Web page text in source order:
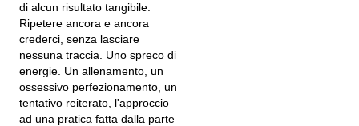
di alcun risultato tangibile.
Ripetere ancora e ancora
crederci, senza lasciare
nessuna traccia. Uno spreco di
energie. Un allenamento, un
ossessivo perfezionamento, un
tentativo reiterato, l'approccio
ad una pratica fatta dalla parte